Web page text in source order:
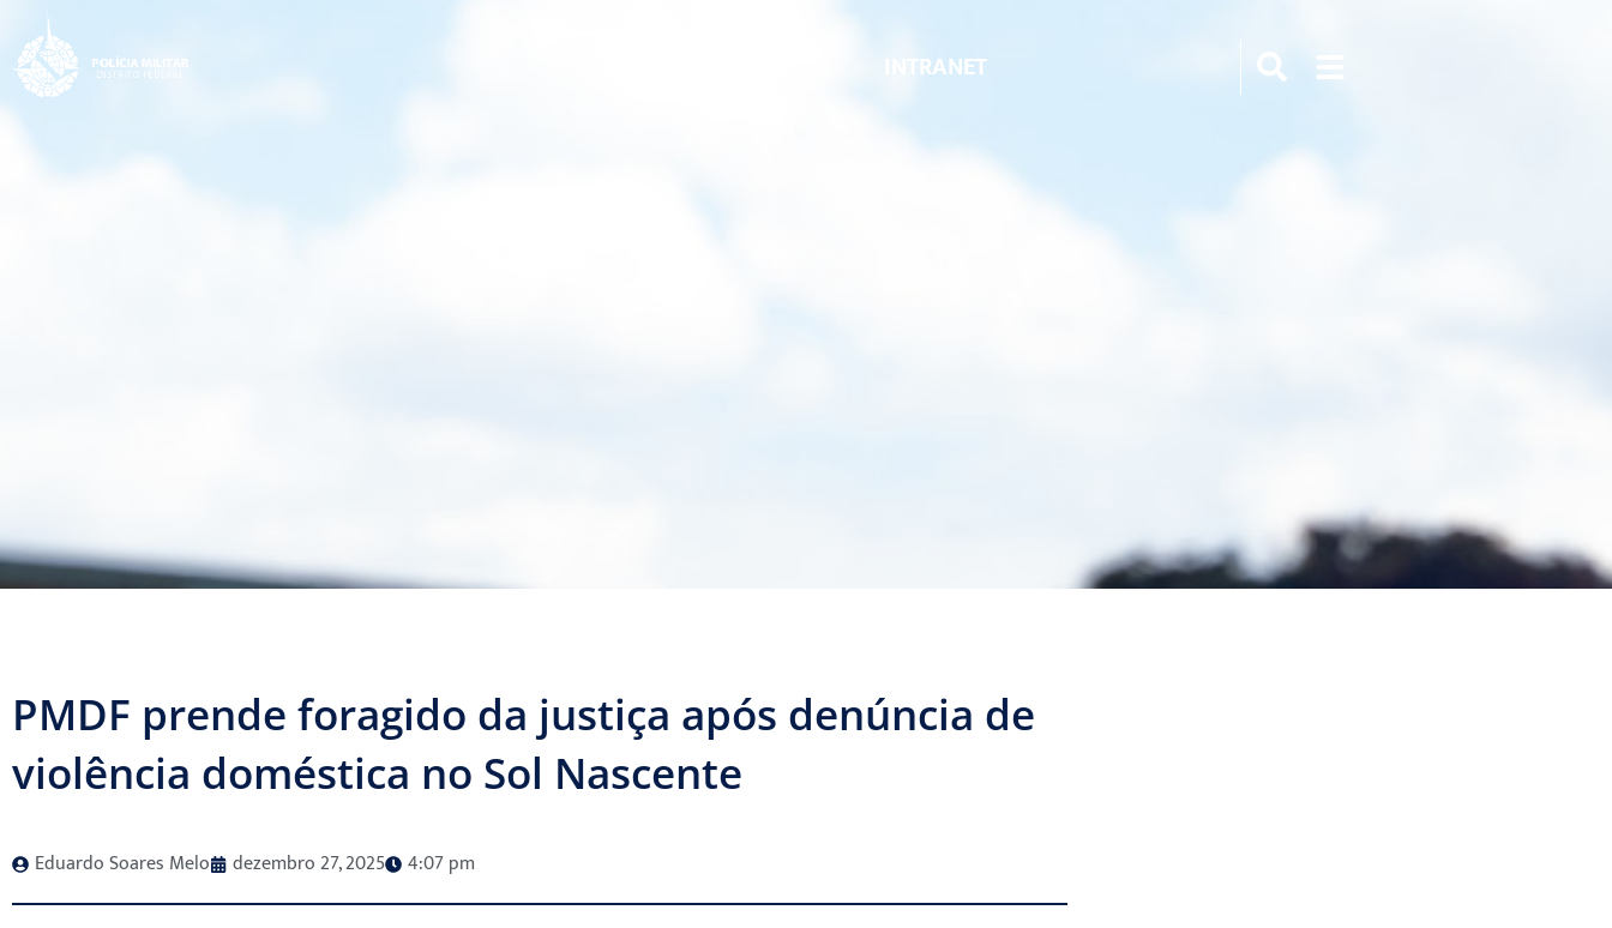
INTRANET
PMDF prende foragido da justiça após denúncia de
violência doméstica no Sol Nascente
Eduardo Soares Melo dezembro 27, 2025 4:07 pm